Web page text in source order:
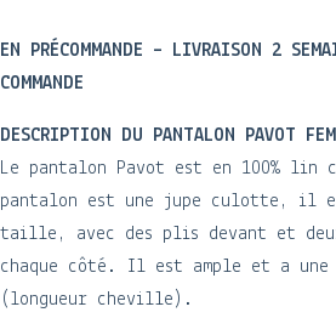
EN PRÉCOMMANDE – LIVRAISON 2
COMMANDE
DESCRIPTION DU PANTALON PAVOT
Le pantalon Pavot est en 100% lin
pantalon est une jupe culotte, il
taille, avec des plis devant et
chaque côté. Il est ample et a une
(longueur cheville).